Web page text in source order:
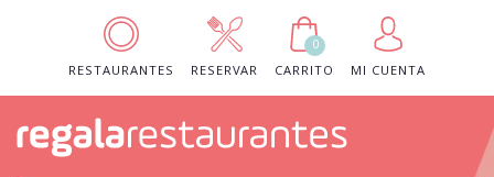
RESTAURANTES RESERVAR
0
CARRITO
MI CUENTA